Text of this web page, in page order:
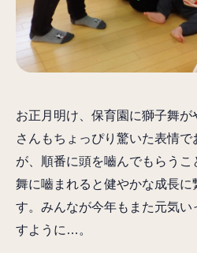
025-257-9633 （受付時
お正月明け、保育園に獅子舞が
さんもちょっぴり驚いた表情
が、順番に頭を嚙んでもらう
舞に嚙まれると健やかな成長に
す。みんなが今年もまた元気い
すように…。